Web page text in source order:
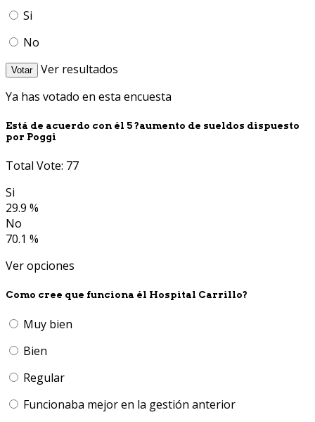
Si
No
Votar
Ver resultados
Ya has votado en esta encuesta
Está de acuerdo con él 5 ?aumento de sueldos dispuesto
por Poggi
Total Vote: 77
Si
29.9 %
No
70.1 %
Ver opciones
Como cree que funciona él Hospital Carrillo?
Muy bien
Bien
Regular
Funcionaba mejor en la gestión anterior